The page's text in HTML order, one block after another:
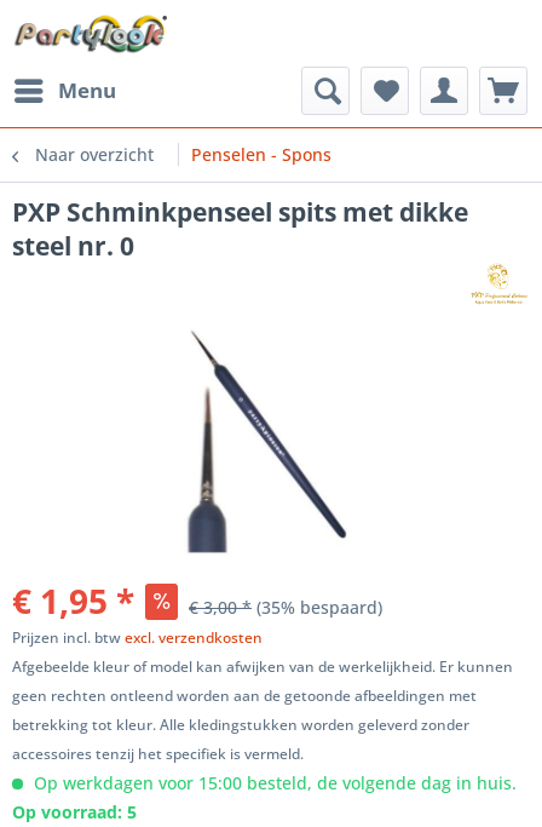
Menu
Naar overzicht Penselen - Spons
PXP Schminkpenseel spits met dikke
steel nr. 0
€ 1,95 * € 3,00 * (35% bespaard)
Prijzen incl. btwexcl. verzendkosten
Afgebeelde kleur of model kan afwijken van de werkelijkheid. Er kunnen
geen rechten ontleend worden aan de getoonde afbeeldingen met
betrekking tot kleur. Alle kledingstukken worden geleverd zonder
accessoires tenzij het specifiek is vermeld.
Op werkdagen voor 15:00 besteld, de volgende dag in huis.
Op voorraad: 5